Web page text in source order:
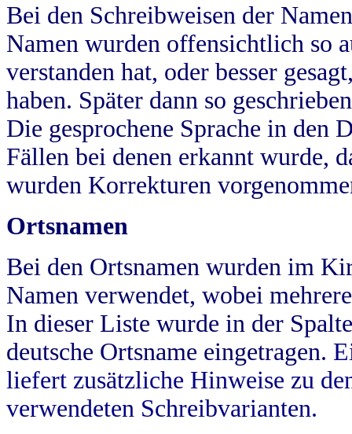
Bei den Schreibweisen der
Namen wurden offensichtlich so
verstanden hat, oder besser
haben. Später dann so
Die gesprochene Sprache in
Fällen bei denen erkannt wurde,
wurden Korrekturen
Ortsnamen
Bei den Ortsnamen wurden im
Namen verwendet, wobei
In dieser Liste wurde in der
deutsche Ortsname eingetragen.
liefert zusätzliche Hinweise zu
verwendeten Schreibvarianten.